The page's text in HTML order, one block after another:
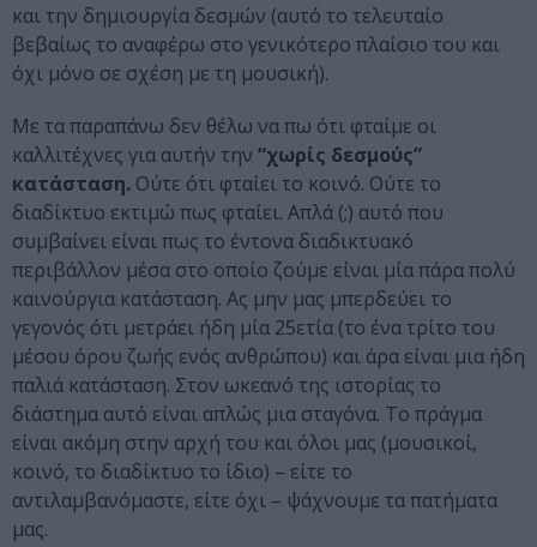
και την δημιουργία δεσμών (αυτό το τελευταίο
βεβαίως το αναφέρω στο γενικότερο πλαίσιο του και
όχι μόνο σε σχέση με τη μουσική).
Με τα παραπάνω δεν θέλω να πω ότι φταίμε οι
καλλιτέχνες για αυτήν την “χωρίς δεσμούς”
κατάσταση. Ούτε ότι φταίει το κοινό. Ούτε το
διαδίκτυο εκτιμώ πως φταίει. Απλά (;) αυτό που
συμβαίνει είναι πως το έντονα διαδικτυακό
περιβάλλον μέσα στο οποίο ζούμε είναι μία πάρα πολύ
καινούργια κατάσταση. Ας μην μας μπερδεύει το
γεγονός ότι μετράει ήδη μία 25ετία (το ένα τρίτο του
μέσου όρου ζωής ενός ανθρώπου) και άρα είναι μια ήδη
παλιά κατάσταση. Στον ωκεανό της ιστορίας το
διάστημα αυτό είναι απλώς μια σταγόνα. Το πράγμα
είναι ακόμη στην αρχή του και όλοι μας (μουσικοί,
κοινό, το διαδίκτυο το ίδιο) – είτε το
αντιλαμβανόμαστε, είτε όχι – ψάχνουμε τα πατήματα
μας.